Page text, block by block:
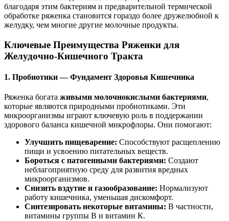
благодаря этим бактериям и предварительной термической
обработке ряженка становится гораздо более дружелюбной к
желудку, чем многие другие молочные продукты.
Ключевые Преимущества Ряженки для
Желудочно-Кишечного Тракта
1. Пробиотики — Фундамент Здоровья Кишечника
Ряженка богата живыми молочнокислыми бактериями,
которые являются природными пробиотиками. Эти
микроорганизмы играют ключевую роль в поддержании
здорового баланса кишечной микрофлоры. Они помогают:
Улучшить пищеварение: Способствуют расщеплению
пищи и усвоению питательных веществ.
Бороться с патогенными бактериями: Создают
неблагоприятную среду для развития вредных
микроорганизмов.
Снизить вздутие и газообразование: Нормализуют
работу кишечника, уменьшая дискомфорт.
Синтезировать некоторые витамины: В частности,
витамины группы В и витамин К.